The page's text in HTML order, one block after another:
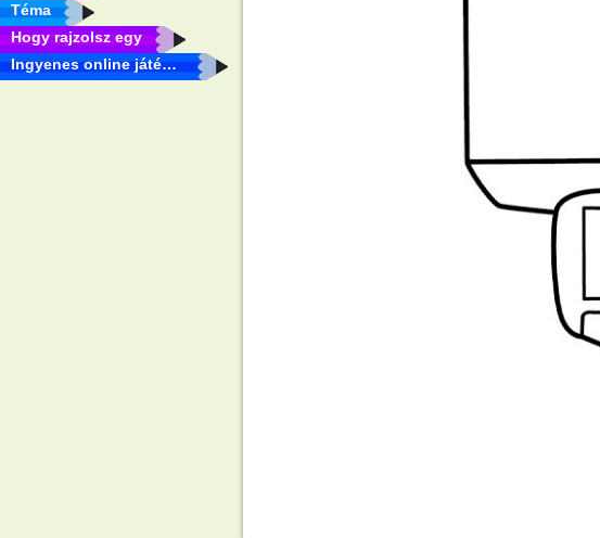
Téma
Hogy rajzolsz egy
Ingyenes online játékok